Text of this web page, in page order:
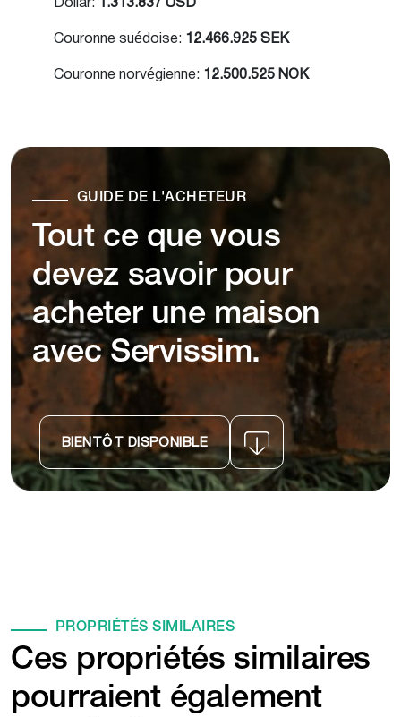
Dollar: 1.313.837 USD
Couronne suédoise: 12.466.925 SEK
Couronne norvégienne: 12.500.525 NOK
GUIDE DE L'ACHETEUR
Tout ce que vous
devez savoir pour
acheter une maison
avec Servissim.
BIENTÔT DISPONIBLE
PROPRIÉTÉS SIMILAIRES
Ces propriétés similaires
pourraient également